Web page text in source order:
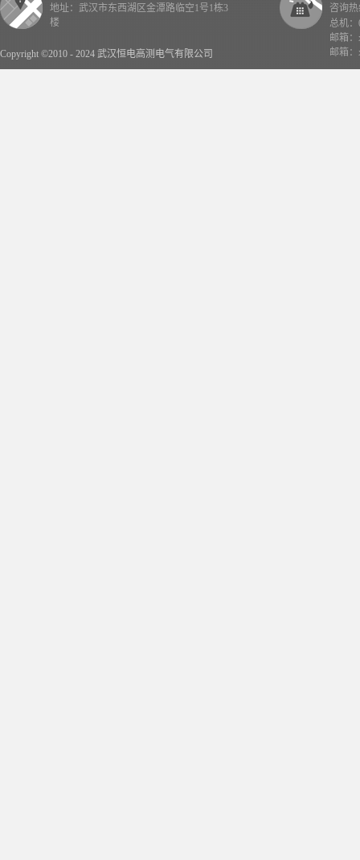
Copyright ©2010 - 2024 武汉恒电高测电气有限公司
地址：武汉市东西湖区金潭路临空1号1栋3
楼
咨询热
总机：
邮箱
邮箱